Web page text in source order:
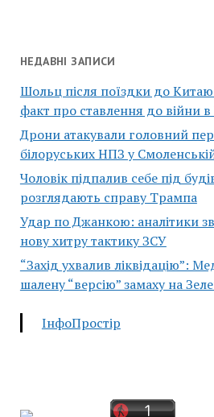
НЕДАВНІ ЗАПИСИ
Шольц після поїздки до
факт про ставлення до війни в
Дрони атакували головний
білоруських НПЗ у
Чоловік підпалив себе під
розглядають справу Трампа
Удар по Джанкою: аналітики
нову хитру тактику ЗСУ
“Захід ухвалив ліквідацію”:
шалену “версію” замаху на
ІнфоПростір